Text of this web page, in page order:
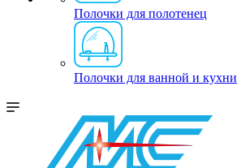
Полочки для полотенец
Полочки для ванной и кухни